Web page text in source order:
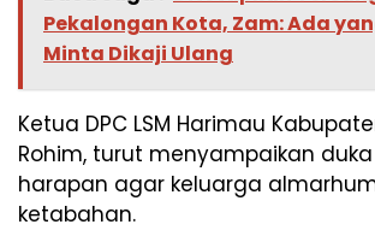
Pekalongan Kota, Zam: Ada
Minta Dikaji Ulang
Ketua DPC LSM Harimau
Rohim, turut menyampaikan
harapan agar keluarga
ketabahan.